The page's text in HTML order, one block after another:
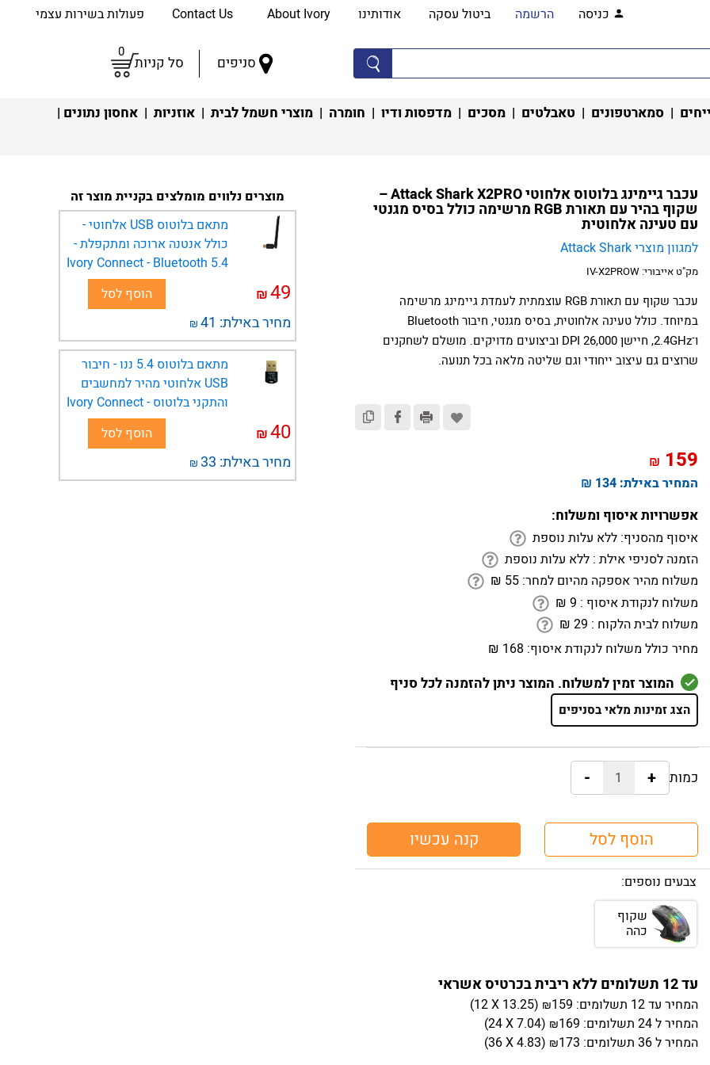
כניסה הרשמה ביטול עסקה אודותינו About Ivory פעולות בשירות עצמי
סניפים סל קניות
0
| סמארטפונים | טאבלטים | מסכים | מדפסות ודיו | חומרה | מוצרי חשמל לבית | אוזניות | אחסון נתונים |
עכבר גיימינג בלוטוס אלחוטי Attack Shark X2PRO –
שקוף בהיר עם תאורת RGB מרשימה כולל בסיס מגנטי
עם טעינה אלחוטית
למגוון מוצרי Attack Shark
מק"ט אייבורי: IV-X2PROW
עכבר שקוף עם תאורת RGB עוצמתית לעמדת גיימינג מרשימה
במיוחד. כולל טעינה אלחוטית, בסיס מגנטי, חיבור Bluetooth
ו־2.4GHz, חיישן 26,000 DPI וביצועים מדויקים. מושלם לשחקנים
שרוצים גם עיצוב ייחודי וגם שליטה מלאה בכל תנועה.
₪
159
₪
המחיר באילת: 134 ₪
אפשרויות איסוף ומשלוח:
איסוף מהסניף: ללא עלות נוספת
הזמנה לסניפי אילת : ללא עלות נוספת
משלוח מהיר אספקה מהיום למחר:
₪ 55
משלוח לנקודת איסוף :
₪ 9
משלוח לבית הלקוח :
₪ 29
מחיר כולל משלוח לנקודת איסוף: 168 ₪
המוצר זמין למשלוח. המוצר ניתן להזמנה לכל סניף
הצג זמינות מלאי בסניפים
כמות: +
-
הוסף לסל קנה עכשיו
צבעים נוספים:
שקוף
כהה
עד 12 תשלומים ללא ריבית בכרטיס אשראי
המחיר עד 12 תשלומים: ₪159
(12 X 13.25)
המחירל 24 תשלומים: ₪169
(24 X7.04)
המחירל 36 תשלומים: ₪173
(36 X4.83)
מוצרים נלווים מומלצים בקניית מוצר זה
מתאם בלוטוס USB אלחוטי -
כולל אנטנה ארוכה ומתקפלת -
Ivory Connect - Bluetooth 5.4
49
₪
מחיר באילת: 41
₪
הוסף לסל
מתאם בלוטוס 5.4 ננו - חיבור
USB אלחוטי מהיר למחשבים
והתקני בלוטוס - Ivory Connect
40
₪
מחיר באילת: 33
₪
הוסף לסל